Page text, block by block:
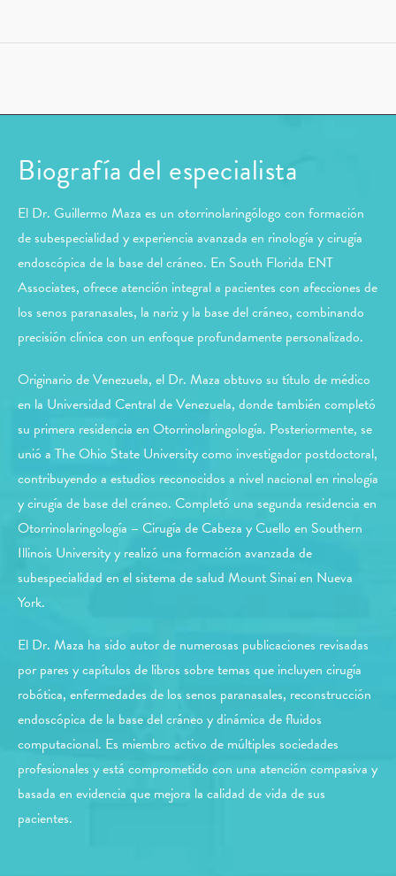
Biografía del especialista
El Dr. Guillermo Maza es un otorrinolaringólogo con formación
de subespecialidad y experiencia avanzada en rinología y cirugía
endoscópica de la base del cráneo. En South Florida ENT
Associates, ofrece atención integral a pacientes con afecciones de
los senos paranasales, la nariz y la base del cráneo, combinando
precisión clínica con un enfoque profundamente personalizado.
Originario de Venezuela, el Dr. Maza obtuvo su título de médico
en la Universidad Central de Venezuela, donde también completó
su primera residencia en Otorrinolaringología. Posteriormente, se
unió a The Ohio State University como investigador postdoctoral,
contribuyendo a estudios reconocidos a nivel nacional en rinología
y cirugía de base del cráneo. Completó una segunda residencia en
Otorrinolaringología – Cirugía de Cabeza y Cuello en Southern
Illinois University y realizó una formación avanzada de
subespecialidad en el sistema de salud Mount Sinai en Nueva
York.
El Dr. Maza ha sido autor de numerosas publicaciones revisadas
por pares y capítulos de libros sobre temas que incluyen cirugía
robótica, enfermedades de los senos paranasales, reconstrucción
endoscópica de la base del cráneo y dinámica de fluidos
computacional. Es miembro activo de múltiples sociedades
profesionales y está comprometido con una atención compasiva y
basada en evidencia que mejora la calidad de vida de sus
pacientes.